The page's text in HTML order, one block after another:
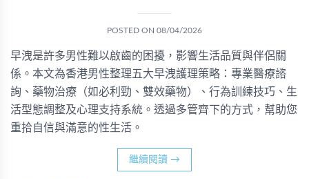
POSTED ON 08/04/2026
早洩是許多男性難以啟齒的困擾，影響生活品質與伴侶關
係。本文為香港男性整理五大早洩護理策略：專業醫療諮
詢、藥物治療（如必利勁、雙效藥物）、行為訓練技巧、生
活型態調整及心理支持系統。透過多管齊下的方式，幫助您
重拾自信與滿意的性生活。
繼續閱讀 →